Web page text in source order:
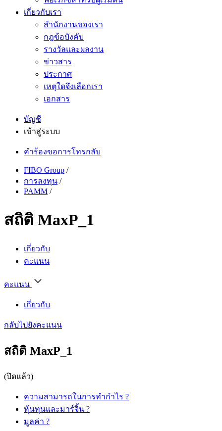
เกี่ยวกับเรา
สำนักงานของเรา
กฎข้อบังคับ
รางวัลและผลงาน
ข่าวสาร
ประกาศ
เหตุใดจึงเลือกเรา
เอกสาร
บัญชี
เข้าสู่ระบบ
คำร้องขอการโทรกลับ
FIBO Group /
การลงทุน /
PAMM /
สถิติ MaxP_1
เกี่ยวกับ
คะแนน
คะแนน
เกี่ยวกับ
กลับไปยังคะแนน
สถิติ MaxP_1
(ปิดแล้ว)
ความสามารถในการทำกำไร ?
หุ้นทุนและมาร์จิ้น ?
มูลค่า ?